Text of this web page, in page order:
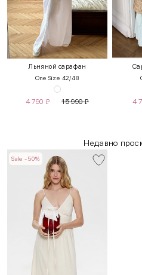
Льняной сарафан
One Size 42/48
4 790 ₽ 15 990₽ 4
Недавно
Sale -50%